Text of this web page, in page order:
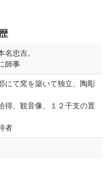
名忠吉。
師事
にて窯を築いて独立、陶彫
得、観音像、１２干支の置
者